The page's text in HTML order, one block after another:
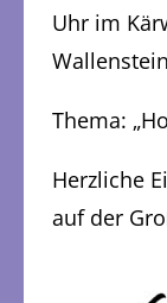
Uhr im
Thema:
Herzliche
auf der